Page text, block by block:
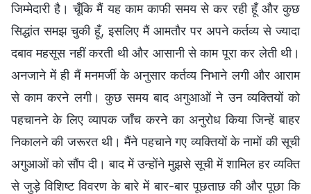
जिम्मेदारी है। चूँकि मैं यह काम काफी समय से कर रही हूँ और कुछ
सिद्धांत समझ चुकी हूँ, इसलिए मैं आमतौर पर अपने कर्तव्य से ज्यादा
दबाव महसूस नहीं करती थी और आसानी से काम पूरा कर लेती थी।
अनजाने में ही मैं मनमर्जी के अनुसार कर्तव्य निभाने लगी और आराम
से काम करने लगी। कुछ समय बाद अगुआओं ने उन व्यक्तियों को
पहचानने के लिए व्यापक जाँच करने का अनुरोध किया जिन्हें बाहर
निकालने की जरूरत थी। मैंने पहचाने गए व्यक्तियों के नामों की सूची
अगुआओं को सौंप दी। बाद में उन्होंने मुझसे सूची में शामिल हर व्यक्ति
से जुड़े विशिष्ट विवरण के बारे में बार-बार पूछताछ की और पूछा कि